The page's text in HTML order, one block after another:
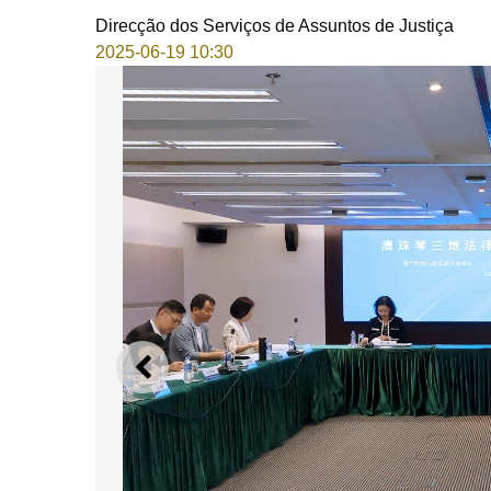
Direcção dos Serviços de Assuntos de Justiça
2025-06-19 10:30
ANTERIOR